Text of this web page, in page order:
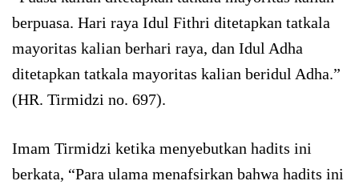
berpuasa. Hari raya Idul Fithri ditetapkan tatkala
mayoritas kalian berhari raya, dan Idul Adha
ditetapkan tatkala mayoritas kalian beridul Adha.”
(HR. Tirmidzi no. 697).
Imam Tirmidzi ketika menyebutkan hadits ini
berkata, “Para ulama menafsirkan bahwa hadits ini